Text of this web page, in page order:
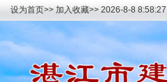
设为首页>> 加入收藏>> 2026-8-8